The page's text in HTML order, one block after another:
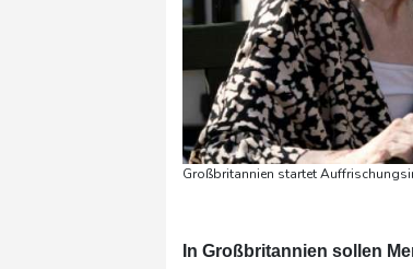
Großbritannien startet
In Großbritannien sollen